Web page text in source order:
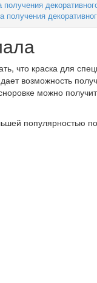
получения
что краска для
возможность
можно
популярностью